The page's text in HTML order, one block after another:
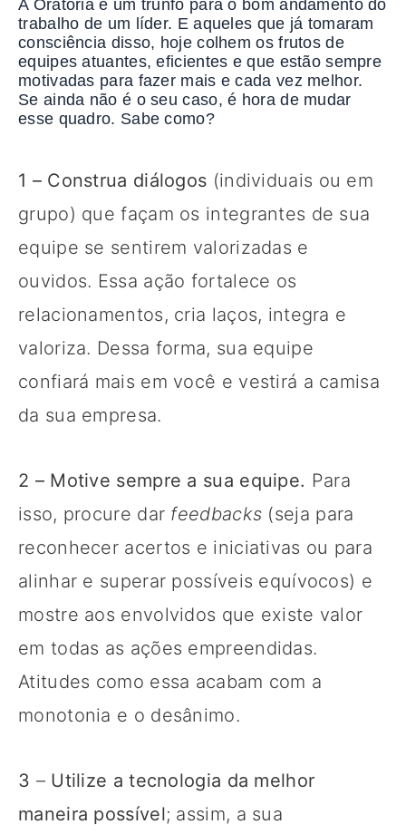
A Oratória é um trunfo para o bom andamento do
trabalho de um líder. E aqueles que já tomaram
consciência disso, hoje colhem os frutos de
equipes atuantes, eficientes e que estão sempre
motivadas para fazer mais e cada vez melhor.
Se ainda não é o seu caso, é hora de mudar
esse quadro. Sabe como?
1 – Construa diálogos (individuais ou em
grupo) que façam os integrantes de sua
equipe se sentirem valorizadas e
ouvidos. Essa ação fortalece os
relacionamentos, cria laços, integra e
valoriza. Dessa forma, sua equipe
confiará mais em você e vestirá a camisa
da sua empresa.
2 – Motive sempre a sua equipe. Para
isso, procure dar feedbacks (seja para
reconhecer acertos e iniciativas ou para
alinhar e superar possíveis equívocos) e
mostre aos envolvidos que existe valor
em todas as ações empreendidas.
Atitudes como essa acabam com a
monotonia e o desânimo.
3 – Utilize a tecnologia da melhor
maneira possível; assim, a sua